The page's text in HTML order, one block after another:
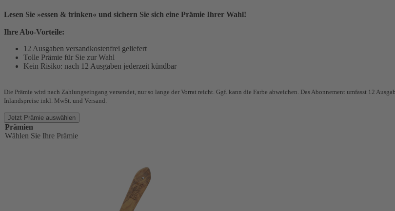
Lesen Sie »essen & trinken« und sichern Sie sich eine Prämie Ihrer Wahl!
Ihre Abo-Vorteile:
12 Ausgaben versandkostenfrei geliefert
Tolle Prämie für Sie zur Wahl
Kein Risiko: nach 12 Ausgaben jederzeit kündbar
Die Prämie wird nach Zahlungseingang versendet, nur so lange der Vorrat reicht. Ggf. kann die Farbe abweichen. Das Abonnement umfasst 12
Inlandspreise inkl. MwSt. und Versand.
Jetzt Prämie auswählen
Prämien
Wählen Sie Ihre Prämie